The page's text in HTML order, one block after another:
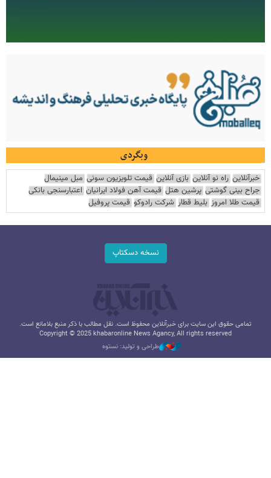
وبگردی
خبرآنلاین راه نو آنلاین بازی آنلاین قیمت تلویزیون سونی مبل مینیمال
جراح بینی گوشتی پرشین هتل قیمت آهن فولاد ایرانیان اعتبارسنجی بانکی
قیمت طلا امروز بلیط قطار شرکت رادوکو قیمت پروفیل
نسخه دسکتاپ
تمامی حقوق این سایت برای خبرآنلاین محفوظ است. نقل مطالب با ذکر منبع بلامانع است.
Copyright © 2025 khabaronline News Agancy, All rights reserved
طراحی و تولید: نستوه